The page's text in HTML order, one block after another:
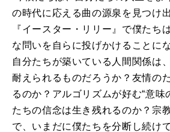
の時代に応える曲の源泉を見つけ
『イースター・リリー』で僕たち
な問いを自らに投げかけることにな
自分たちが築いている人間関係は
耐えられるものだろうか？友情の
るのか？アルゴリズムが好む“意味
たちの信念は生き残れるのか？宗
で、いまだに僕たちを分断し続け